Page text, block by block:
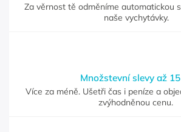
Za věrnost tě odměníme automatickou
naše vychytávky.
Množstevní slevy až
Více za méně. Ušetři čas i peníze a
zvýhodněnou cenu.